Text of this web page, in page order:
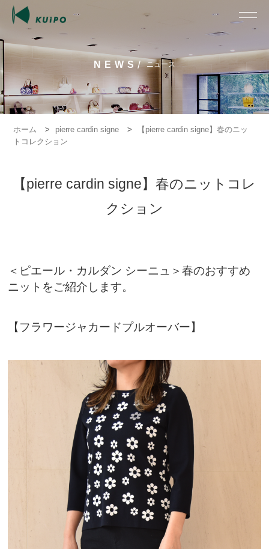
NEWS/ ニュース
ホーム > pierre cardin signe >
【pierre cardin signe】春のニッ
トコレクション
【pierre cardin signe】春のニットコレ
クション
＜ピエール・カルダン シーニュ＞春のおすすめ
ニットをご紹介します。
【フラワージャカードプルオーバー】